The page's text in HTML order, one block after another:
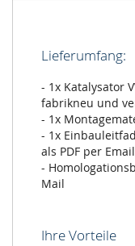
Lieferumfang:
- 1x Katalysator
fabrikneu und
- 1x
- 1x
als PDF per Email
-
Mail
Ihre Vorteile